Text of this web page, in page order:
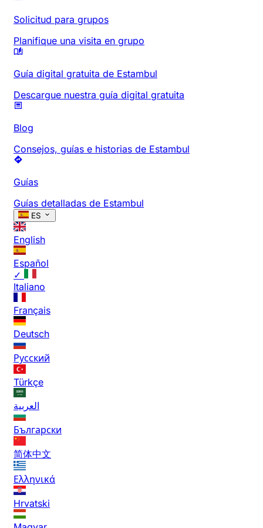
Solicitud para grupos
Planifique una visita en grupo
Guía digital gratuita de Estambul
Descargue nuestra guía digital gratuita
Blog
Consejos, guías e historias de Estambul
Guías
Guías detalladas de Estambul
ES
English
Español
✓
Italiano
Français
Deutsch
Русский
Türkçe
العربية
Български
简体中文
Ελληνικά
Hrvatski